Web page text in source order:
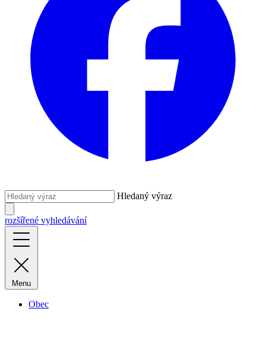
Hledaný výraz
rozšířené vyhledávání
Menu
Obec